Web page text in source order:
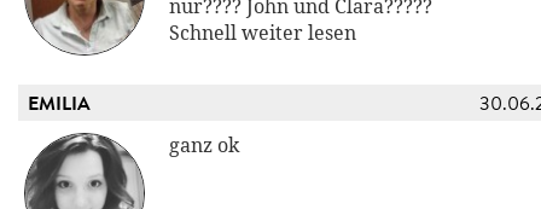
nur???? John und Clara?????
Schnell weiter lesen
EMILIA
ganz ok